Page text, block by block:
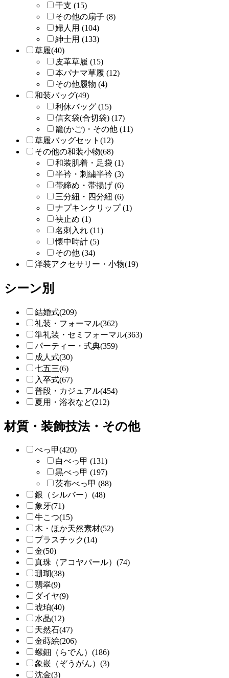
干支 (15)
その他の扇子 (8)
婦人用 (104)
紳士用 (133)
草履(40)
皮革草履 (15)
本パナマ草履 (12)
その他履物 (4)
和装バッグ(49)
利休バッグ (15)
信玄袋(合切袋) (17)
籠(かご)・その他 (11)
草履バッグセット(12)
その他の和装小物(68)
和装肌着・足袋 (1)
半衿・刺繍半衿 (3)
帯締め・帯揚げ (6)
三分紐・四分紐 (6)
ナプキンクリップ (1)
袂止め (1)
名刺入れ (11)
懐中時計 (5)
その他 (34)
洋装アクセサリー・小物(19)
シーン別
結婚式(209)
礼装・フォーマル(362)
準礼装・セミフォーマル(363)
パーティー・式典(359)
成人式(30)
七五三(6)
入卒式(67)
普段・カジュアル(454)
夏用・浴衣など(212)
材質・装飾技法・その他
べっ甲(420)
白べっ甲 (131)
黒べっ甲 (197)
茨布べっ甲 (88)
銀（シルバー）(48)
象牙(71)
牛こつ(15)
木・ほか天然素材(52)
プラスチック(14)
金(50)
真珠（アコヤパール）(74)
珊瑚(38)
翡翠(9)
ダイヤ(9)
琥珀(40)
水晶(12)
天然石(47)
金蒔絵(206)
螺鈿（らでん）(186)
象嵌（ぞうがん）(3)
沈金(3)